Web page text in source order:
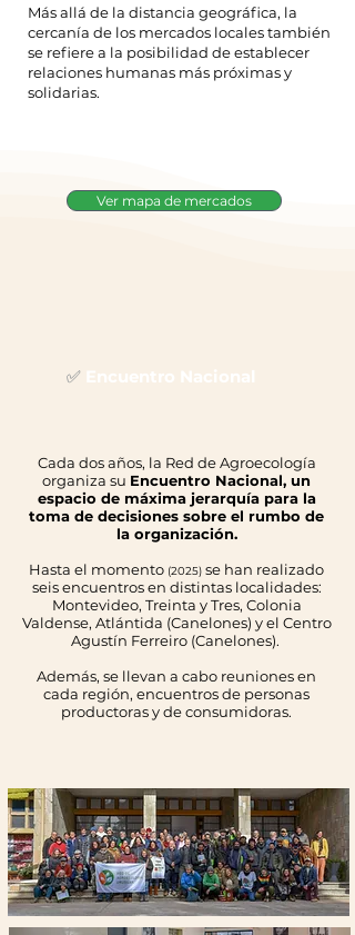
Más allá de la distancia geográfica, la
cercanía de los mercados locales también
se refiere a la posibilidad de establecer
relaciones humanas más próximas y
solidarias.
Ver mapa de mercados
✅ Encuentro Nacional
Cada dos años, la Red de Agroecología
organiza su Encuentro Nacional, un
espacio de máxima jerarquía para la
toma de decisiones sobre el rumbo de
la organización.
Hasta el momento (2025) se han realizado
seis encuentros en distintas localidades:
Montevideo, Treinta y Tres, Colonia
Valdense, Atlántida (Canelones) y el Centro
Agustín Ferreiro (Canelones).
Además, se llevan a cabo reuniones en
cada región, encuentros de personas
productoras y de consumidoras.